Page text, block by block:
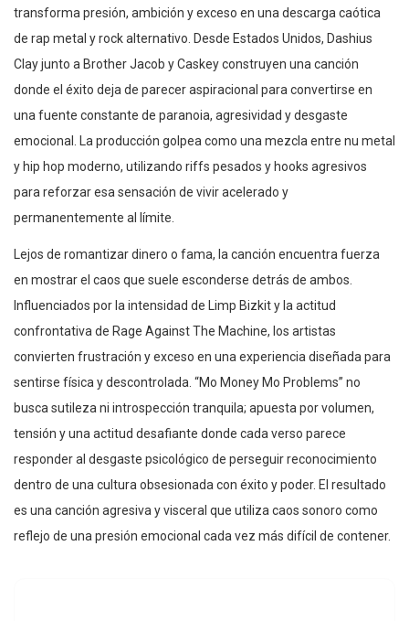
transforma presión, ambición y exceso en una descarga caótica
de rap metal y rock alternativo. Desde Estados Unidos, Dashius
Clay junto a Brother Jacob y Caskey construyen una canción
donde el éxito deja de parecer aspiracional para convertirse en
una fuente constante de paranoia, agresividad y desgaste
emocional. La producción golpea como una mezcla entre nu metal
y hip hop moderno, utilizando riffs pesados y hooks agresivos
para reforzar esa sensación de vivir acelerado y
permanentemente al límite.
Lejos de romantizar dinero o fama, la canción encuentra fuerza
en mostrar el caos que suele esconderse detrás de ambos.
Influenciados por la intensidad de Limp Bizkit y la actitud
confrontativa de Rage Against The Machine, los artistas
convierten frustración y exceso en una experiencia diseñada para
sentirse física y descontrolada. “Mo Money Mo Problems” no
busca sutileza ni introspección tranquila; apuesta por volumen,
tensión y una actitud desafiante donde cada verso parece
responder al desgaste psicológico de perseguir reconocimiento
dentro de una cultura obsesionada con éxito y poder. El resultado
es una canción agresiva y visceral que utiliza caos sonoro como
reflejo de una presión emocional cada vez más difícil de contener.